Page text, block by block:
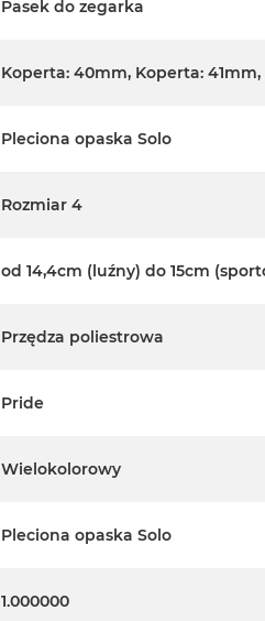
Pasek do zegarka
Koperta: 40mm, Koperta:
Pleciona opaska Solo
Rozmiar 4
od 14,4cm (luźny) do 15cm
Przędza poliestrowa
Pride
Wielokolorowy
Pleciona opaska Solo
1.000000